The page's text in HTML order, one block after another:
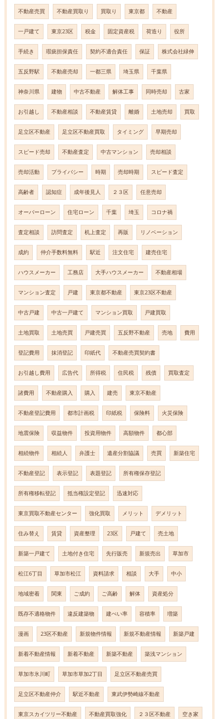
不動産売買 不動産買取り 買取り 東京都 不動産
一戸建て 東京23区 税金 固定資産税 荷造り 役所
手続き 瑕疵担保責任 契約不適合責任 保証 株式会社緑伸
五反野駅 不動産売却 一都三県 埼玉県 千葉県
神奈川県 建物 中古不動産 解体工事 同時売却 古家
お引越し 不動産相談 不動産賃貸 離婚 土地売却 買取
足立区不動産 足立区不動産買取 タイミング 早期売却
スピード売却 不動産査定 中古マンション 売却相談
売却活動 プライバシー 時期 売却時期 スピード査定
高齢者 認知症 成年後見人 ２３区 任意売却
オーバーローン 住宅ローン 千葉 埼玉 コロナ禍
査定相談 訪問査定 机上査定 再販 リノベーション
成約 仲介手数料無料 駅近 注文住宅 建売住宅
ハウスメーカー 工務店 大手ハウスメーカー 不動産相場
マンション査定 戸建 東京都不動産 東京23区不動産
中古戸建 中古一戸建て マンション買取 戸建買取
土地買取 土地売買 戸建売買 五反野不動産 売地 費用
登記費用 抹消登記 印紙代 不動産売買契約書
お引越し費用 広告代 所得税 住民税 残債 買取査定
諸費用 不動産購入 購入 建売 東京不動産
不動産登記費用 都市計画税 印紙税 保険料 火災保険
地震保険 収益物件 投資用物件 高額物件 都心部
相続物件 相続人 弁護士 遺産分割協議 売買 新築住宅
不動産登記 表示登記 表題登記 所有権保存登記
所有権移転登記 抵当権設定登記 迅速対応
東京買取不動産センター 強化買取 メリット デメリット
住み替え 賃貸 資産整理 23区 戸建て 売土地
新築一戸建て 土地付き住宅 先行販売 新規売出 草加市
松江6丁目 草加市松江 資料請求 相談 大手 中小
地域密着 関東 ご成約 ご高齢 解体 資産処分
既存不適格物件 違反建築物 建ぺい率 容積率 増築
漫画 23区不動産 新規物件情報 新規不動産情報 新築戸建
新着不動産情報 新着不動産 新築不動産 築浅マンション
草加市氷川町 草加市草加2丁目 足立区不動産売買
足立区不動産仲介 駅近不動産 東武伊勢崎線不動産
東京スカイツリー不動産 不動産買取強化 ２３区不動産 空き家